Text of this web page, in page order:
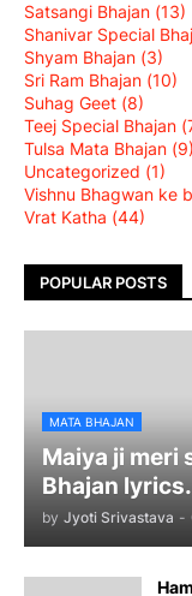
Satsangi Bhajan (13)
Shanivar Special
Shyam Bhajan (3)
Sri Ram Bhajan (10)
Suhag Geet (8)
Teej Special Bhajan
Tulsa Mata Bhajan (9)
Uncategorized (1)
Vishnu Bhagwan ke
Vrat Katha (44)
POPULAR POSTS
MATA BHAJAN
Maiya ji meri
Bhajan lyrics.
by Jyoti Srivastava -